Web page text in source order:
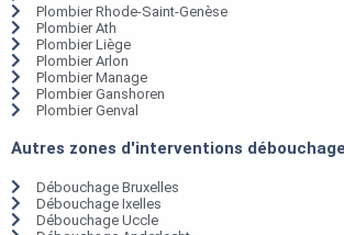
Plombier Rhode-Saint-Genèse
Plombier Ath
Plombier Liège
Plombier Arlon
Plombier Manage
Plombier Ganshoren
Plombier Genval
Autres zones d'interventions débouchage
Débouchage Bruxelles
Débouchage Ixelles
Débouchage Uccle